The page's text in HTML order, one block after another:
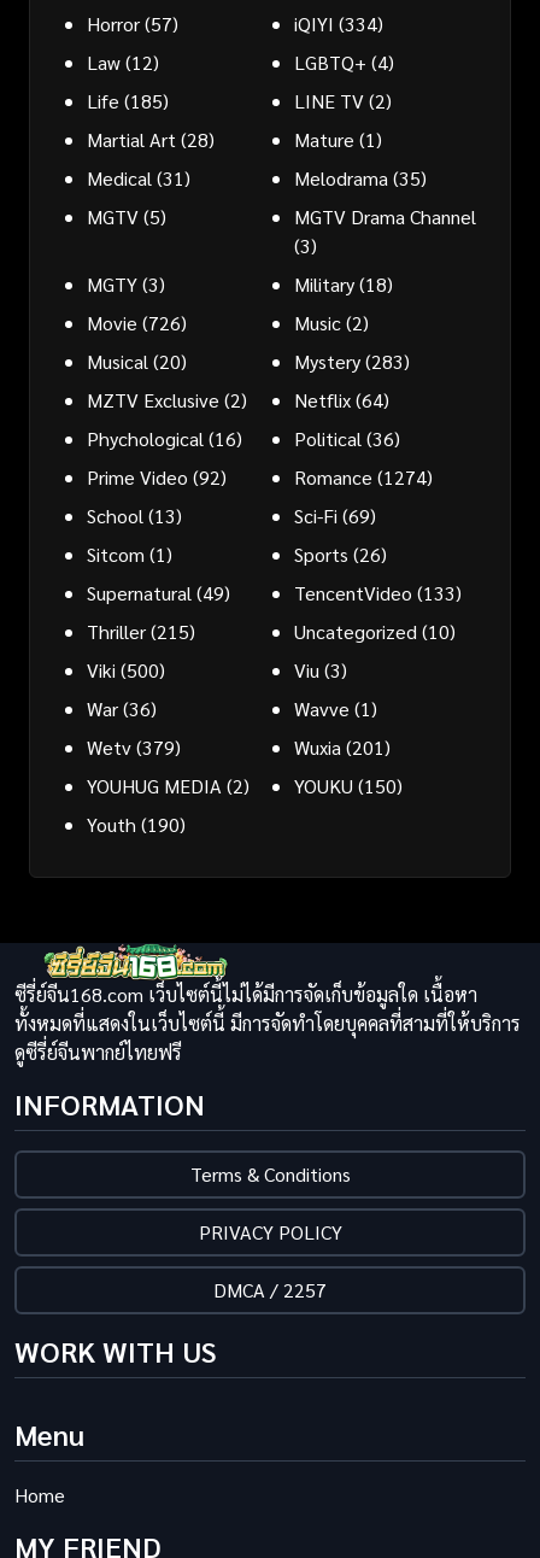
Horror(57) iQIYI (334)
Law(12) LGBTQ+ (4)
Life (185) LINE TV(2)
Martial Art (28) Mature (1)
Medical (31) Melodrama (35)
MGTV(5)
MGTV Drama Channel
(3)
MGTY(3) Military(18)
Movie (726) Music(2)
Musical (20) Mystery(283)
MZTV Exclusive (2) Netflix(64)
Phychological (16) Political (36)
Prime Video (92) Romance (1274)
School (13) Sci-Fi (69)
Sitcom (1) Sports (26)
Supernatural (49) TencentVideo (133)
Thriller(215) Uncategorized (10)
Viki (500) Viu (3)
War(36) Wavve (1)
Wetv(379) Wuxia (201)
YOUHUG MEDIA (2) YOUKU (150)
Youth (190)
ซีรี่ย์จีน168.com เว็บไซต์นี้ไม่ได้มีการจัดเก็บข้อมูลใด เนื้อหา
ทั้งหมดที่แสดงในเว็บไซต์นี้ มีการจัดทำโดยบุคคลที่สามที่ให้บริการ
ดูซีรี่ย์จีนพากย์ไทยฟรี
INFORMATION
Terms & Conditions
PRIVACY POLICY
DMCA / 2257
WORK WITH US
Menu
Home
MY FRIEND